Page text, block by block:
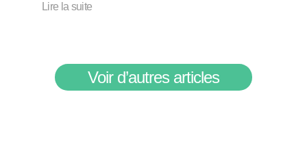
Lire la suite
Voir d’autres articles